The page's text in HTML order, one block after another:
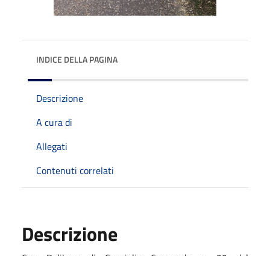
INDICE DELLA PAGINA
Descrizione
A cura di
Allegati
Contenuti correlati
Descrizione